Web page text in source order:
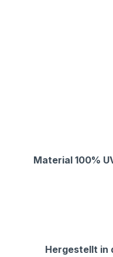
Material 100%
Hergestellt in